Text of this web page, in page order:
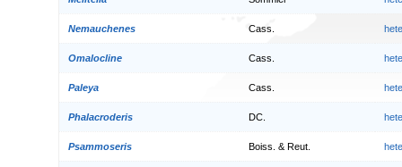
Nemauchenes Cass.
Omalocline Cass.
Paleya Cass.
Phalacroderis DC.
Psammoseris Boiss. & Reut.